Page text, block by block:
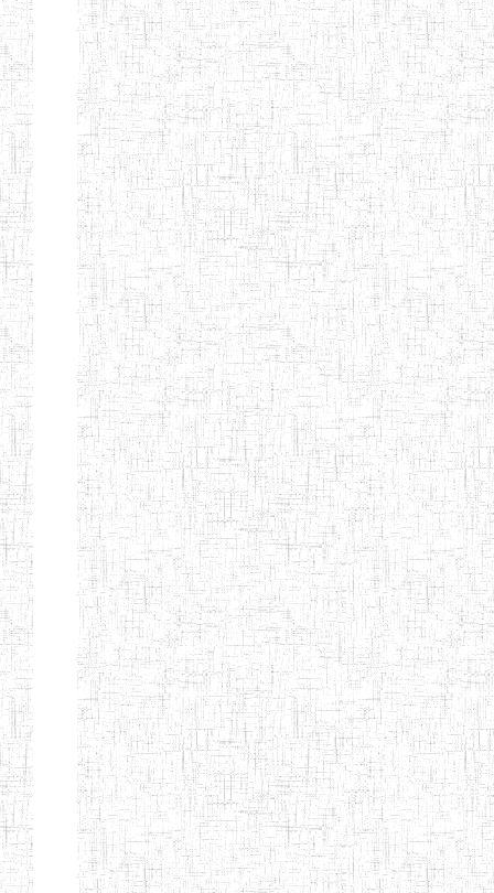
KOUSSERI
ENIEG DE
YAGOUA
31/08/2005 ENIEG
ENIEG DE
KAELE
01/09/1984 ENIEG
ENIEG DE
MORA
01/07/2000 ENIEG
ENIEG DE
MOKOLO
24/09/1997 ENIEG
ENIEG DE
NKONGSAMBA
01/01/1958 ENIEG
ENIEG DE
YABASSI
01/11/2001 ENIEG
ENBIEG
D'EDEA
01/01/1975 ENIEG
ENBIEG DE
DOUALA
25/08/1986 ENIEG
ENIET DE
DOUALA
05/11/1998 ENIET
ENIET DE 05/08/2010 ENIET